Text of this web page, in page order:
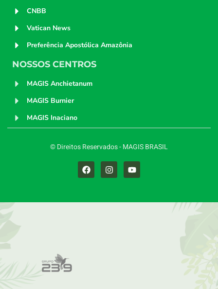
CNBB
Vatican News
Preferência Apostólica Amazônia
NOSSOS CENTROS
MAGIS Anchietanum
MAGIS Burnier
MAGIS Inaciano
© Direitos Reservados - MAGIS BRASIL